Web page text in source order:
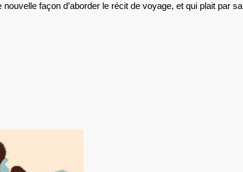
À
façon d’aborder le récit de voyage, et qui plait par sa